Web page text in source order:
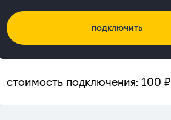
подключить
стоимость подключения: 100 ₽